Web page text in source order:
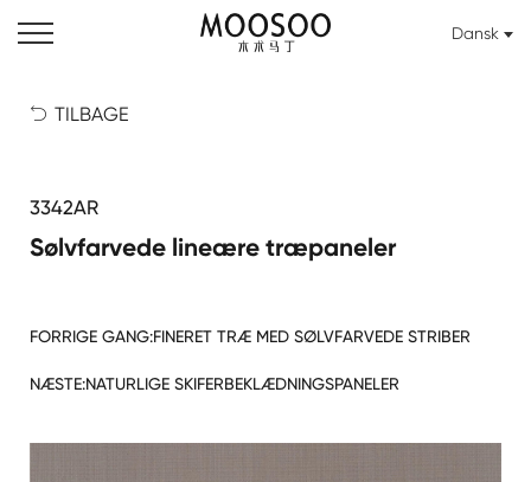
Dansk
 TILBAGE
3342AR
Sølvfarvede lineære træpaneler
FORRIGE GANG:FINERET TRÆ MED SØLVFARVEDE STRIBER
NÆSTE:NATURLIGE SKIFERBEKLÆDNINGSPANELER